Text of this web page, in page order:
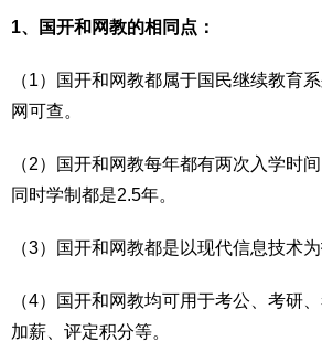
1、国开和网教的相同点：
（1）国开和网教都属于国民继续教育
网可查。
（2）国开和网教每年都有两次入学时
同时学制都是2.5年。
（3）国开和网教都是以现代信息技术
（4）国开和网教均可用于考公、考研
加薪、评定积分等。